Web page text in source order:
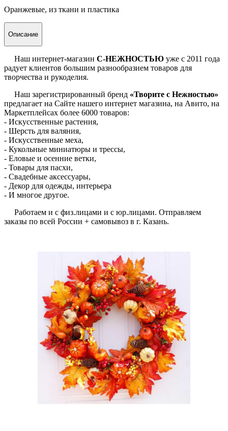
Оранжевые, из ткани и пластика
Описание
Наш интернет-магазин С-НЕЖНОСТЬЮ уже с 2011 года
радует клиентов большим разнообразием товаров для
творчества и рукоделия.
Наш зарегистрированный бренд «Творите с Нежностью»
предлагает на Сайте нашего интернет магазина, на Авито, на
Маркетплейсах более 6000 товаров:
- Искусственные растения,
- Шерсть для валяния,
- Искусственные меха,
- Кукольные миниатюры и трессы,
- Еловые и осенние ветки,
- Товары для пасхи,
- Свадебные аксессуары,
- Декор для одежды, интерьера
- И многое другое.
Работаем и с физ.лицами и с юр.лицами. Отправляем
заказы по всей России + самовывоз в г. Казань.